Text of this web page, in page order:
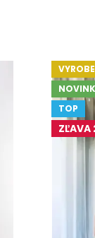
TOP
ZĽAVA